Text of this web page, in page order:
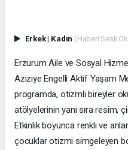
Erkek| Kadın (Haberi Sesli
Erzurum Aile ve Sosyal
Aziziye Engelli Aktif Yaşam
programda, otizmli bireyler
atölyelerinin yanı sıra resim,
Etkinlik boyunca renkli ve
çocuklar otizmi simgeleyen